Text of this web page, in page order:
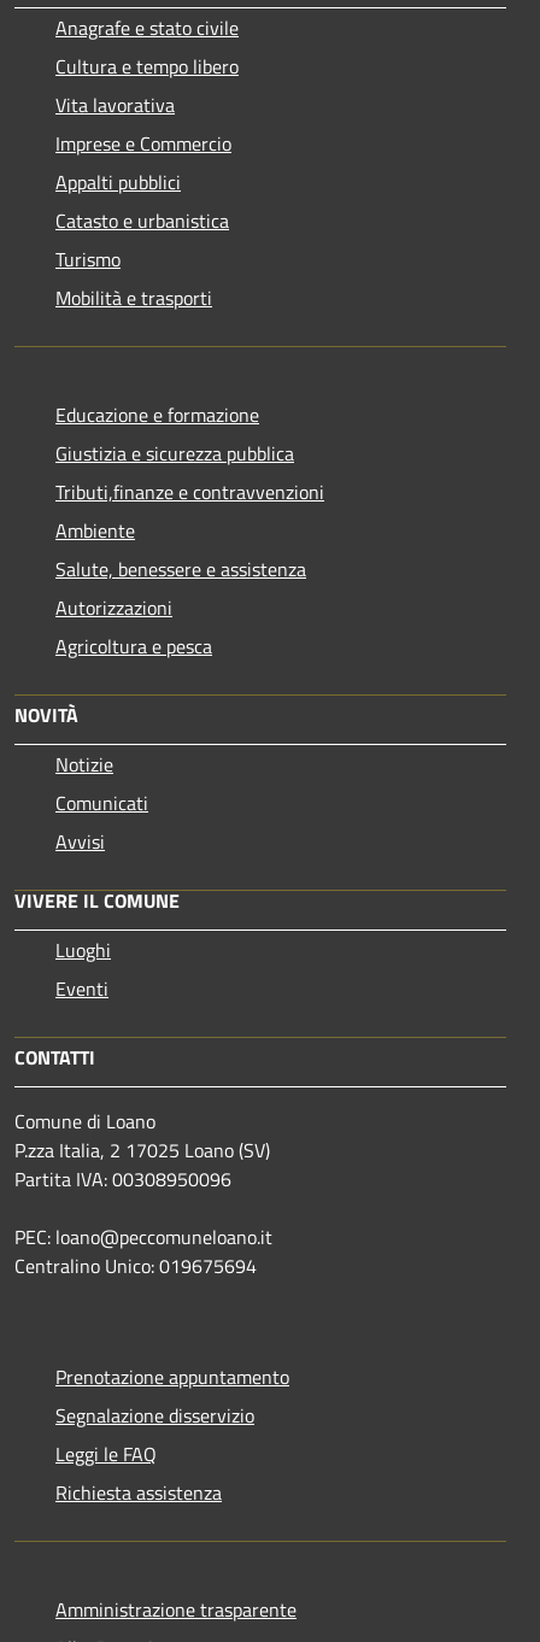
Anagrafe e stato civile
Cultura e tempo libero
Vita lavorativa
Imprese e Commercio
Appalti pubblici
Catasto e urbanistica
Turismo
Mobilità e trasporti
Educazione e formazione
Giustizia e sicurezza pubblica
Tributi,finanze e contravvenzioni
Ambiente
Salute, benessere e assistenza
Autorizzazioni
Agricoltura e pesca
NOVITÀ
Notizie
Comunicati
Avvisi
VIVERE IL COMUNE
Luoghi
Eventi
CONTATTI
Comune di Loano
P.zza Italia, 2 17025 Loano (SV)
Partita IVA: 00308950096
PEC: loano@peccomuneloano.it
Centralino Unico: 019675694
Prenotazione appuntamento
Segnalazione disservizio
Leggi le FAQ
Richiesta assistenza
Amministrazione trasparente